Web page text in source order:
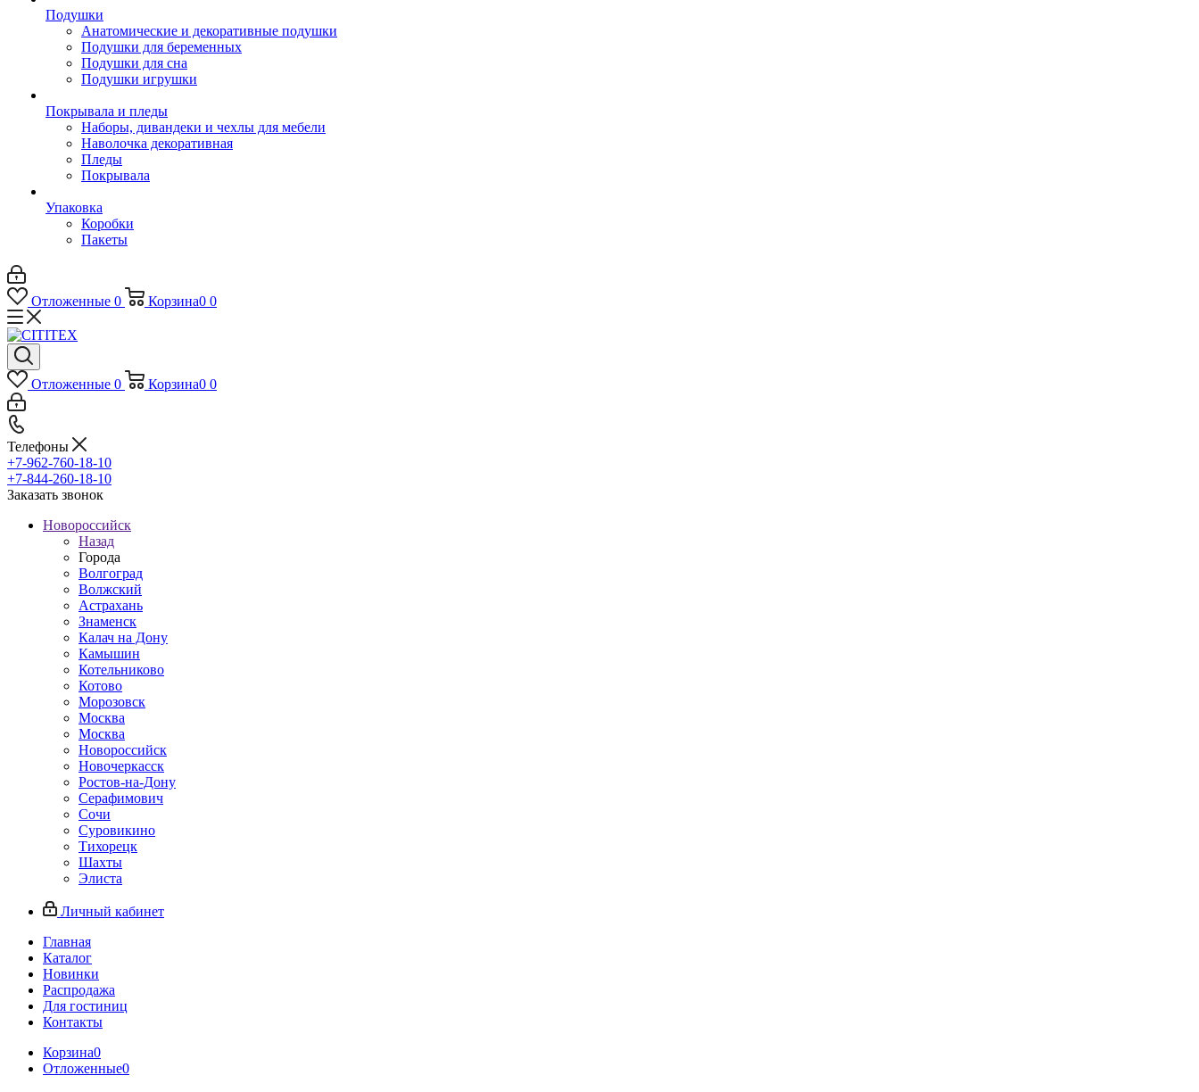
Подушки
Анатомические и декоративные подушки
Подушки для беременных
Подушки для сна
Подушки игрушки
Покрывала и пледы
Наборы, дивандеки и чехлы для мебели
Наволочка декоративная
Пледы
Покрывала
Упаковка
Коробки
Пакеты
Отложенные 0 Корзина0 0
Отложенные 0 Корзина0 0
Телефоны
+7-962-760-18-10
+7-844-260-18-10
Заказать звонок
Новороссийск
Назад
Города
Волгоград
Волжский
Астрахань
Знаменск
Калач на Дону
Камышин
Котельниково
Котово
Морозовск
Москва
Москва
Новороссийск
Новочеркасск
Ростов-на-Дону
Серафимович
Сочи
Суровикино
Тихорецк
Шахты
Элиста
Личный кабинет
Главная
Каталог
Новинки
Распродажа
Для гостиниц
Контакты
Корзина0
Отложенные0